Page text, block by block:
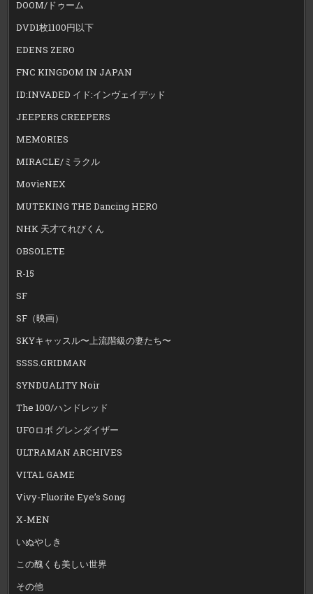
DOOM/ドゥーム
DVD1枚1100円以下
EDENS ZERO
FNC KINGDOM IN JAPAN
ID:INVADED イド:インヴェイデッド
JEEPERS CREEPERS
MEMORIES
MIRACLE/ミラクル
MovieNEX
MUTEKING THE Dancing HERO
NHK 天才てれびくん
OBSOLETE
R-15
SF
SF（映画）
SKYキャッスル〜上流階級の妻たち〜
SSSS.GRIDMAN
SYNDUALITY Noir
The 100/ハンドレッド
UFOロボ グレンダイザー
ULTRAMAN ARCHIVES
VITAL GAME
Vivy-Fluorite Eye’s Song
X-MEN
いぬやしき
この醜くも美しい世界
その他